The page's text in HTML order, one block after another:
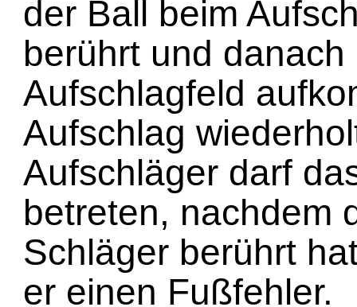
der Ball beim
berührt und danach
Aufschlagfeld
Aufschlag
Aufschläger darf
betreten, nachdem
Schläger berührt
er einen Fußfehler.